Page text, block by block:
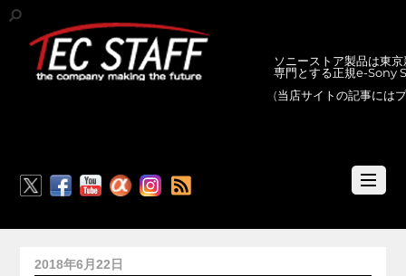
ソニーストア製品は東
専門とする正規e-Sony
(当店サイトの記事には
2018年6月22日